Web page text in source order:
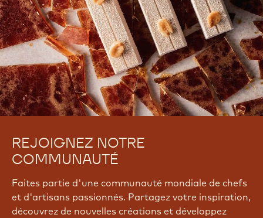
REJOIGNEZ NOTRE
COMMUNAUTÉ
Faites partie d'une communauté mondiale de chefs
et d'artisans passionnés. Partagez votre inspiration,
découvrez de nouvelles créations et développez